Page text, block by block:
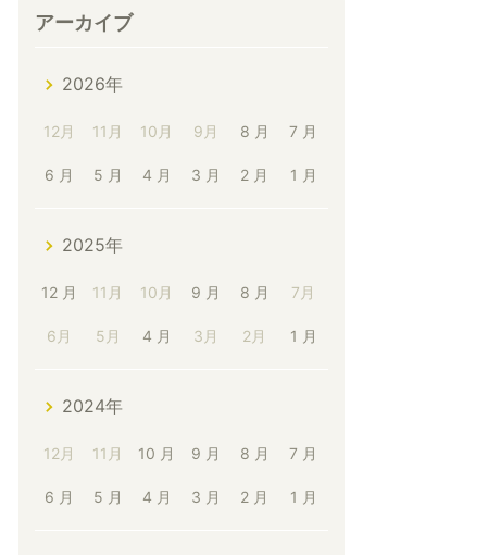
アーカイブ
2026年
12月 11月 10月 9月 8 月 7 月
6 月 5 月 4 月 3 月 2 月 1 月
2025年
12 月 11月 10月 9 月 8 月 7月
6月 5月 4 月 3月 2月 1 月
2024年
12月 11月 10 月 9 月 8 月 7 月
6 月 5 月 4 月 3 月 2 月 1 月